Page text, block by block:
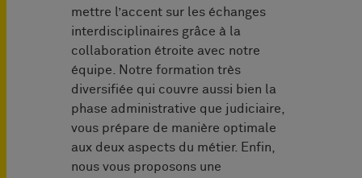
mettre l’accent sur les échanges
interdisciplinaires grâce à la
collaboration étroite avec notre
équipe. Notre formation très
diversifiée qui couvre aussi bien la
phase administrative que judiciaire,
vous prépare de manière optimale
aux deux aspects du métier. Enfin,
nous vous proposons une